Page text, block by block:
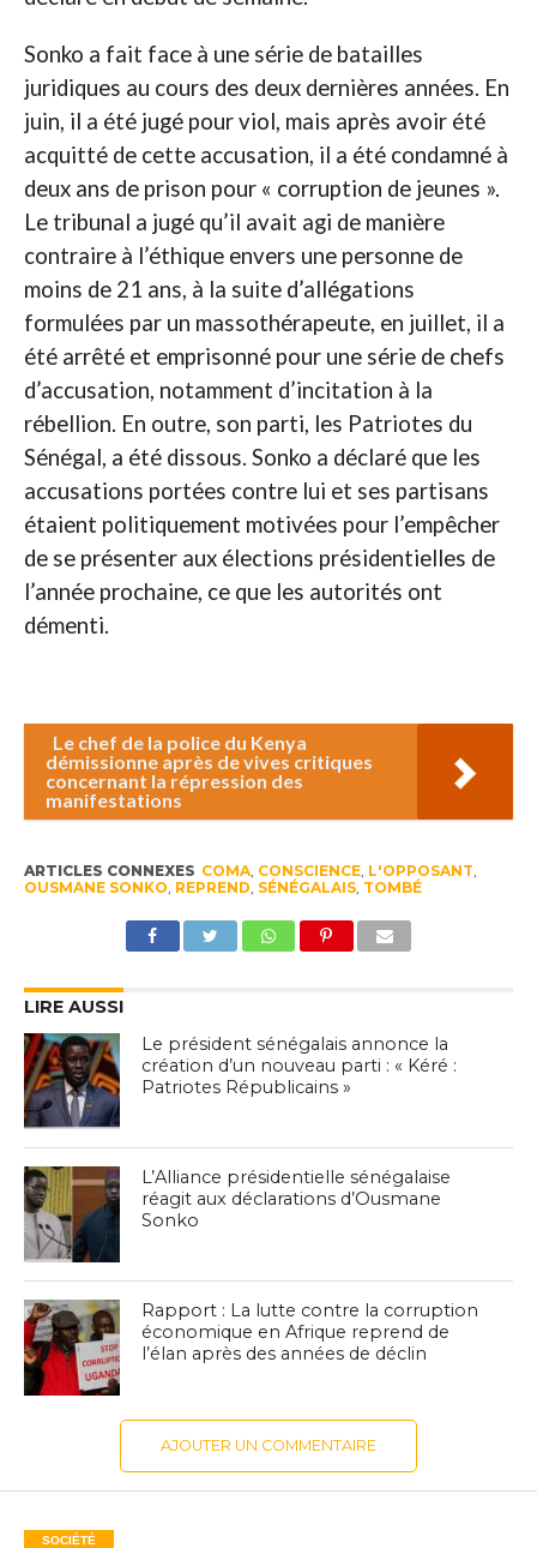
Sonko a fait face à une série de batailles
juridiques au cours des deux dernières années. En
juin, il a été jugé pour viol, mais après avoir été
acquitté de cette accusation, il a été condamné à
deux ans de prison pour « corruption de jeunes ».
Le tribunal a jugé qu’il avait agi de manière
contraire à l’éthique envers une personne de
moins de 21 ans, à la suite d’allégations
formulées par un massothérapeute, en juillet, il a
été arrêté et emprisonné pour une série de chefs
d’accusation, notamment d’incitation à la
rébellion. En outre, son parti, les Patriotes du
Sénégal, a été dissous. Sonko a déclaré que les
accusations portées contre lui et ses partisans
étaient politiquement motivées pour l’empêcher
de se présenter aux élections présidentielles de
l’année prochaine, ce que les autorités ont
démenti.
Le chef de la police du Kenya
démissionne après de vives critiques
concernant la répression des
manifestations
ARTICLES CONNEXES COMA, CONSCIENCE, L'OPPOSANT
OUSMANE SONKO REPREND SÉNÉGALAIS, TOMBÉ
LIRE AUSSI
Le président sénégalais annonce la
création d’un nouveau parti : « Kéré :
Patriotes Républicains »
L’Alliance présidentielle sénégalaise
réagit aux déclarations d’Ousmane
Sonko
Rapport : La lutte contre la corruption
économique en Afrique reprend de
l’élan après des années de déclin
AJOUTER UN COMMENTAIRE
SOCIÉTÉ